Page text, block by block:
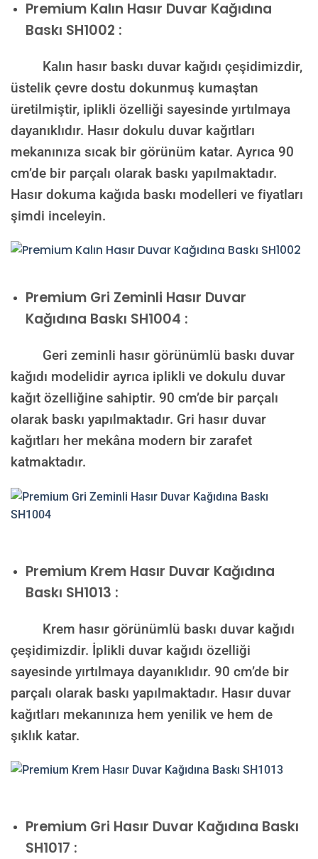
Premium Kalın Hasır Duvar Kağıdına
Baskı SH1002 :
Kalın hasır baskı duvar kağıdı çeşidimizdir,
üstelik çevre dostu dokunmuş kumaştan
üretilmiştir, iplikli özelliği sayesinde yırtılmaya
dayanıklıdır. Hasır dokulu duvar kağıtları
mekanınıza sıcak bir görünüm katar. Ayrıca 90
cm’de bir parçalı olarak baskı yapılmaktadır.
Hasır dokuma kağıda baskı modelleri ve fiyatları
şimdi inceleyin.
Premium Gri Zeminli Hasır Duvar
Kağıdına Baskı SH1004 :
Geri zeminli hasır görünümlü baskı duvar
kağıdı modelidir ayrıca iplikli ve dokulu duvar
kağıt özelliğine sahiptir. 90 cm’de bir parçalı
olarak baskı yapılmaktadır. Gri hasır duvar
kağıtları her mekâna modern bir zarafet
katmaktadır.
Premium Krem Hasır Duvar Kağıdına
Baskı SH1013 :
Krem hasır görünümlü baskı duvar kağıdı
çeşidimizdir. İplikli duvar kağıdı özelliği
sayesinde yırtılmaya dayanıklıdır. 90 cm’de bir
parçalı olarak baskı yapılmaktadır. Hasır duvar
kağıtları mekanınıza hem yenilik ve hem de
şıklık katar.
Premium Gri Hasır Duvar Kağıdına Baskı
SH1017 :